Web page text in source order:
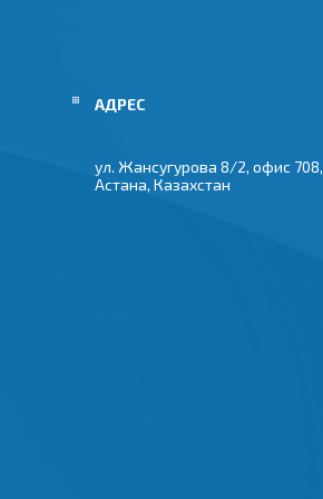
ул. Жансугурова 8/2, офис 708,
Астана, Казахстан